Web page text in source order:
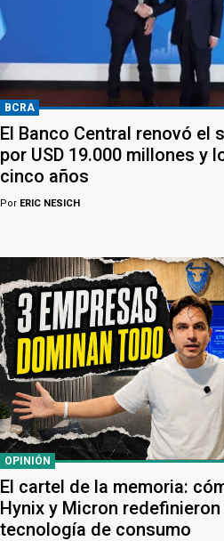
BCRA
El Banco Central renovó el
por USD 19.000 millones y
cinco años
Por ERIC NESICH
OPINIÓN
El cartel de la memoria:
Hynix y Micron
tecnología de consumo